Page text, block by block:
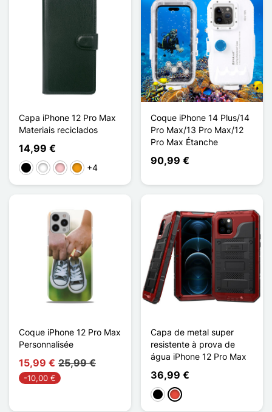
Capa iPhone 12 Pro Max
Materiais reciclados
14,99 €
PretoBrancoRosaLaranja
+4
Coque iPhone 14 Plus/14
Pro Max/13 Pro Max/12
Pro Max Étanche
90,99 €
Coque iPhone 12 Pro Max
Personnalisée
15,99 € 25,99 €
-10,00 €
Capa de metal super
resistente à prova de
água iPhone 12 Pro Max
36,99 €
PretoVermelho